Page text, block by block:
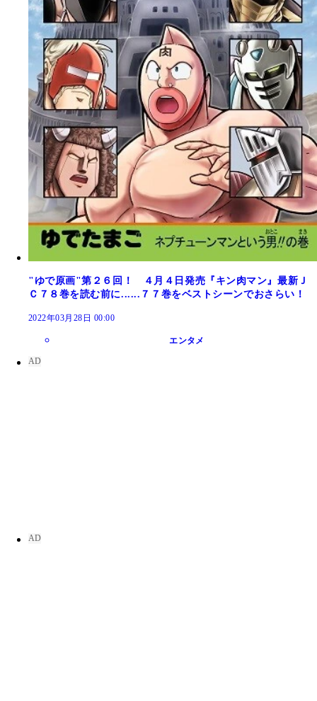
"ゆで原画"第２６回！ ４月４日発売『キン肉マン』最新Ｊ
Ｃ７８巻を読む前に......７７巻をベストシーンでおさらい！
2022年03月28日 00:00
エンタメ